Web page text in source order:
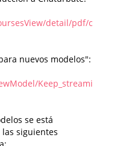
detail/pdf/c
nuevos modelos":
Keep_streami
se está
siguientes